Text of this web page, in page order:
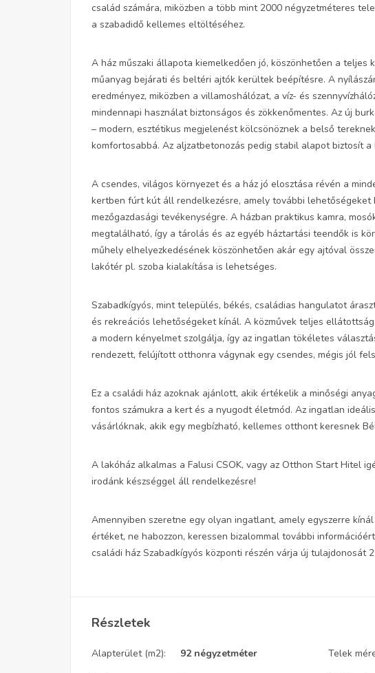
család számára, miközben a több mint 2000 négyzetméteres
a szabadidő kellemes eltöltéséhez.
A ház műszaki állapota kiemelkedően jó, köszönhetően a
műanyag bejárati és beltéri ajtók kerültek beépítésre. A
eredményez, miközben a villamoshálózat, a víz- és
mindennapi használat biztonságos és zökkenőmentes. Az új
– modern, esztétikus megjelenést kölcsönöznek a belső
komfortosabbá. Az aljzatbetonozás pedig stabil alapot biztosít a
A csendes, világos környezet és a ház jó elosztása révén a
kertben fúrt kút áll rendelkezésre, amely további lehetőségeket
mezőgazdasági tevékenységre. A házban praktikus kamra,
megtalálható, így a tárolás és az egyéb háztartási teendők is
műhely elhelyezkedésének köszönhetően akár egy ajtóval
lakótér pl. szoba kialakítása is lehetséges.
Szabadkígyós, mint település, békés, családias hangulatot
és rekreációs lehetőségeket kínál. A közművek teljes
a modern kényelmet szolgálja, így az ingatlan tökéletes
rendezett, felújított otthonra vágynak egy csendes, mégis jól
Ez a családi ház azoknak ajánlott, akik értékelik a minőségi
fontos számukra a kert és a nyugodt életmód. Az ingatlan
vásárlóknak, akik egy megbízható, kellemes otthont keresnek
A lakóház alkalmas a Falusi CSOK, vagy az Otthon Start Hitel
irodánk készséggel áll rendelkezésre!
Amennyiben szeretne egy olyan ingatlant, amely egyszerre
értéket, ne habozzon, keressen bizalommal további
családi ház Szabadkígyós központi részén várja új tulajdonosát
Részletek
Alapterület (m2): 92 négyzetméter Telek